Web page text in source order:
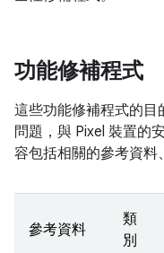
功能修補程式
這些功能修補程式的目
問題，與 Pixel 裝置的
容包括相關的參考資料
參考資料
類
別